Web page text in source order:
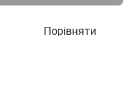
Порівняти